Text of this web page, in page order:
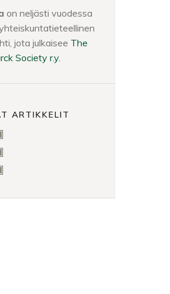
on neljästi vuodessa
jota julkaisee The
Society r.y.
ARTIKKELIT